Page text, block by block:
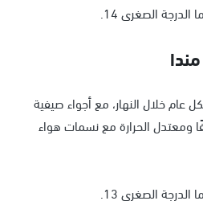
خلال النهار، مع أجواء صيفية
ومعتدل الحرارة مع نسمات هواء